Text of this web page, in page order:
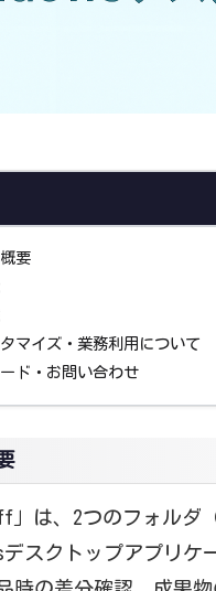
要
マイズ・業務利用について
ド・お問い合わせ
」は、2つのフォル
デスクトップアプリケ